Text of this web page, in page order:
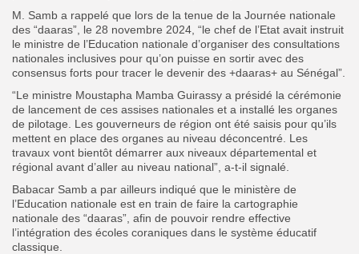
M. Samb a rappelé que lors de la tenue de la Journée nationale
des “daaras”, le 28 novembre 2024, “le chef de l’Etat avait instruit
le ministre de l’Education nationale d’organiser des consultations
nationales inclusives pour qu’on puisse en sortir avec des
consensus forts pour tracer le devenir des +daaras+ au Sénégal”.
“Le ministre Moustapha Mamba Guirassy a présidé la cérémonie
de lancement de ces assises nationales et a installé les organes
de pilotage. Les gouverneurs de région ont été saisis pour qu’ils
mettent en place des organes au niveau déconcentré. Les
travaux vont bientôt démarrer aux niveaux départemental et
régional avant d’aller au niveau national”, a-t-il signalé.
Babacar Samb a par ailleurs indiqué que le ministère de
l’Education nationale est en train de faire la cartographie
nationale des “daaras”, afin de pouvoir rendre effective
l’intégration des écoles coraniques dans le système éducatif
classique.